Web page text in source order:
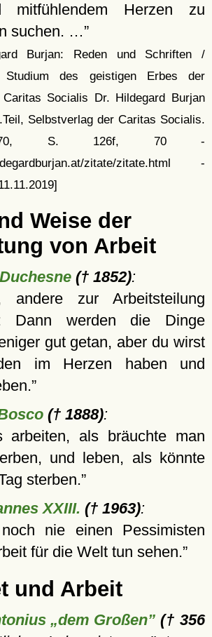
mitfühlendem Herzen zu
suchen. …
Burjan: Reden und Schriften /
Studium des geistigen Erbes der
Socialis Dr. Hildegard Burjan
Selbstverlag der Caritas Socialis.
S. 126f, 70 -
zitate/zitate.html -
Weise der
von Arbeit
(† 1852):
andere zur Arbeitsteilung
Dann werden die Dinge
gut getan, aber du wirst
im Herzen haben und
(† 1888):
arbeiten, als bräuchte man
und leben, als könnte
sterben.
XXIII. († 1963):
nie einen Pessimisten
für die Welt tun sehen.
und Arbeit
„dem Großen”(† 356